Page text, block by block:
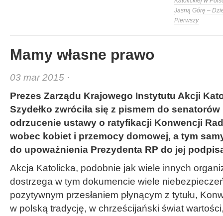
Jasną Górę –
Pierwszy
Mamy własne prawo
03 mar 2015 ·
Prezes Zarządu Krajowego Instytutu Akcji
Szydełko zwróciła się z pismem do
odrzucenie ustawy o ratyfikacji Konwencji
wobec kobiet i przemocy domowej, a tym
do upoważnienia Prezydenta RP do jej
Akcja Katolicka, podobnie jak wiele innych
dostrzega w tym dokumencie wiele
pozytywnym przesłaniem płynącym z tytułu,
w polską tradycję, w chrześcijański świat